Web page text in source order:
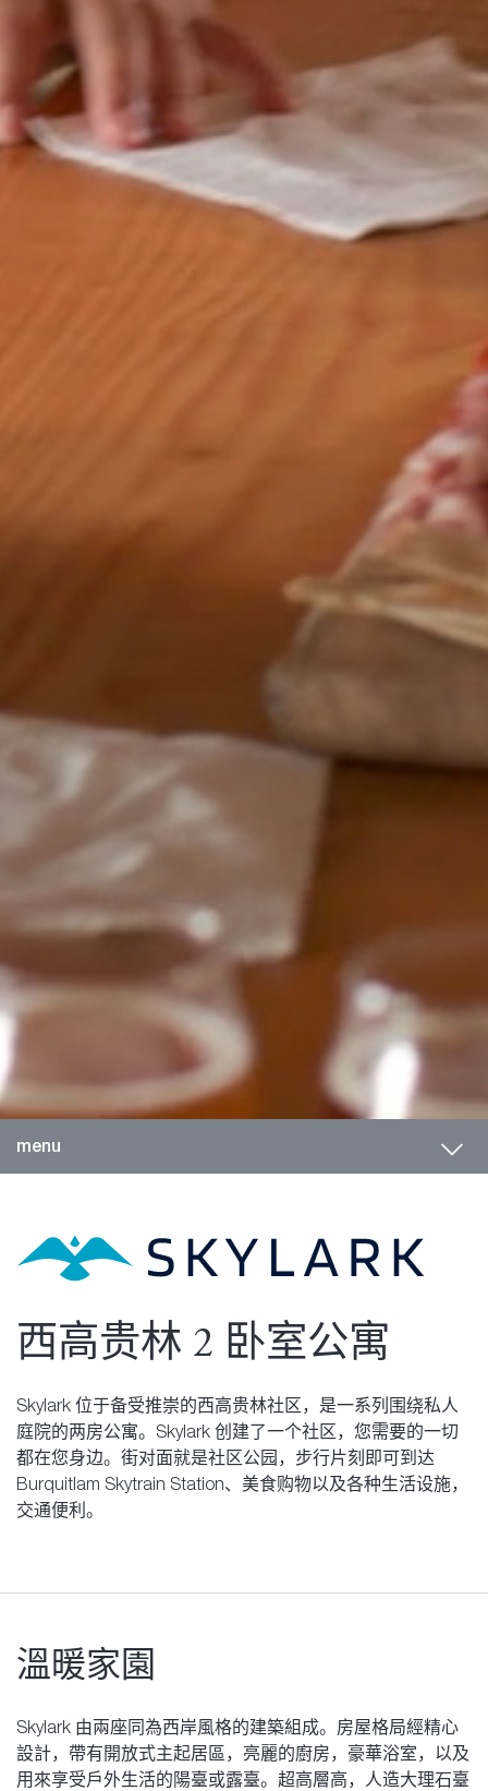
menu
西高贵林 2 卧室公寓
Skylark 位于备受推崇的西高贵林社区，是一系列围绕私人
庭院的两房公寓。Skylark 创建了一个社区，您需要的一切
都在您身边。街对面就是社区公园，步行片刻即可到达
Burquitlam Skytrain Station、美食购物以及各种生活设施，
交通便利。
溫暖家園
Skylark 由兩座同為西岸風格的建築組成。房屋格局經精心
設計，帶有開放式主起居區，亮麗的廚房，豪華浴室，以及
用來享受戶外生活的陽臺或露臺。超高層高，人造大理石臺